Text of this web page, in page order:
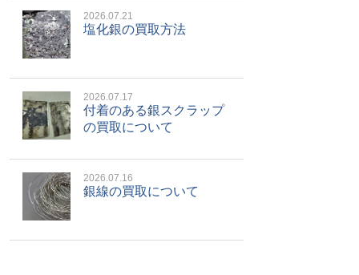
2026.07.21
塩化銀の買取方法
2026.07.17
付着のある銀スクラップ
の買取について
2026.07.16
銀線の買取について